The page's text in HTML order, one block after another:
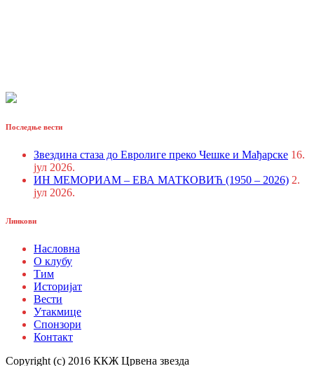
Последње вести
Звездина стаза до Евролиге преко Чешке и Мађарске 16.
јул 2026.
ИН МЕМОРИАМ – ЕВА МАТКОВИЋ (1950 – 2026) 2.
јул 2026.
Линкови
Насловна
О клубу
Тим
Историјат
Вести
Утакмице
Спонзори
Контакт
Copyright (c) 2016 ККЖ Црвена звезда